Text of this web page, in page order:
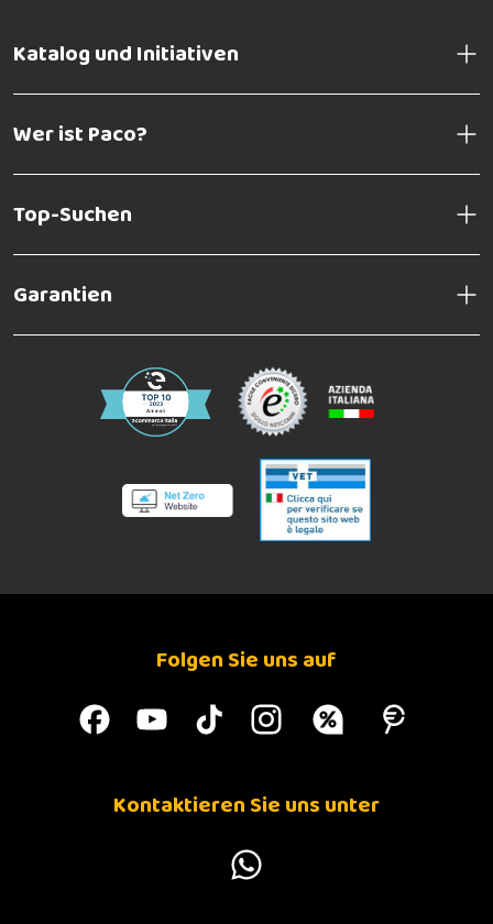
Katalog und Initiativen
Wer ist Paco?
Top-Suchen
Garantien
Folgen Sie uns auf
Kontaktieren Sie uns unter